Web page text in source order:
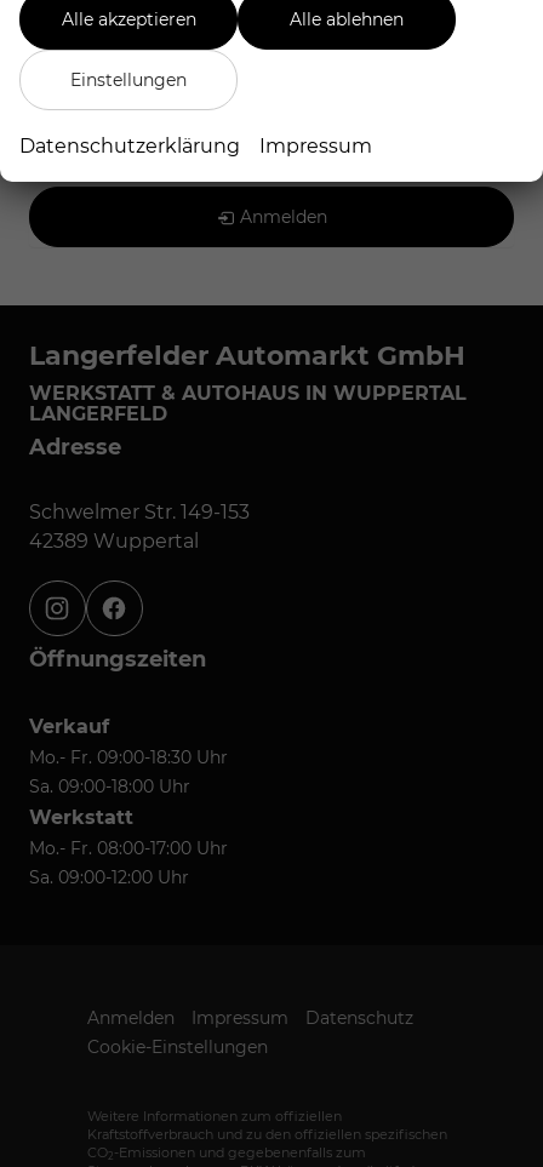
Volkswagen
Geparkte Fahrzeuge (0
Anmelden
Langerfelder Automarkt GmbH
WERKSTATT & AUTOHAUS IN WUPPERTAL
LANGERFELD
Adresse
Schwelmer Str. 149-153
42389 Wuppertal
instagramfacebook
Öffnungszeiten
Verkauf
Mo.- Fr. 09:00-18:30 Uhr
Sa. 09:00-18:00 Uhr
Werkstatt
Mo.- Fr. 08:00-17:00 Uhr
Sa. 09:00-12:00 Uhr
Anmelden Impressum
Datenschutz
Cookie-Einstellungen
Weitere Informationen zum offiziellen
Kraftstoffverbrauch und zu den offiziellen spezifischen
CO2 -Emissionen und gegebenenfalls zum
Alle akzeptieren Alle ablehnen
Einstellungen
Datenschutzerklärung Impressum